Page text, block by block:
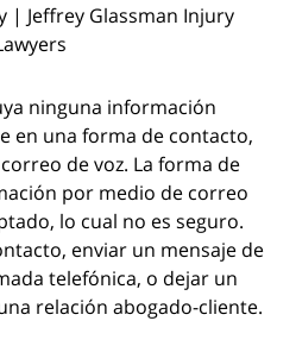
| Jeffrey Glassman Injury
ninguna información
en una forma de contacto,
de voz. La forma de
por medio de correo
lo cual no es seguro.
enviar un mensaje de
telefónica, o dejar un
relación abogado-cliente.